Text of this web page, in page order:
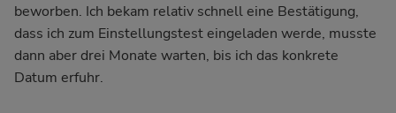
beworben. Ich bekam relativ schnell eine Bestätigung,
dass ich zum Einstellungstest eingeladen werde, musste
dann aber drei Monate warten, bis ich das konkrete
Datum erfuhr.